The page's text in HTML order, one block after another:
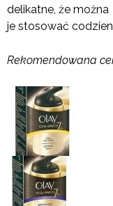
delikatne, że można
je stosować
Rekomendowana